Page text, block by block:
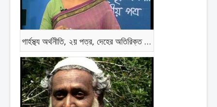
গার্হস্থ্য অর্থনীতি, ২য় পত্র, দেহের অতিরিক্ত ওজনের কুফল